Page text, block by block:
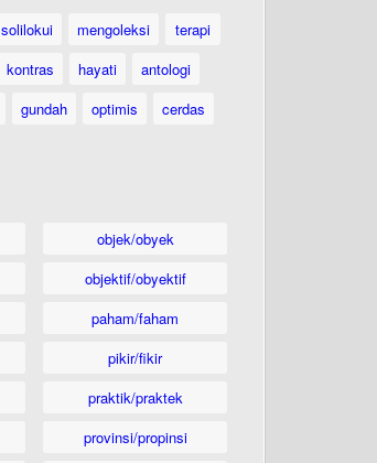
solilokui mengoleksi
terapi
kontras hayati
antologi
gundah optimis
cerdas
objek/obyek
objektif/obyektif
paham/faham
pikir/fikir
praktik/praktek
provinsi/propinsi